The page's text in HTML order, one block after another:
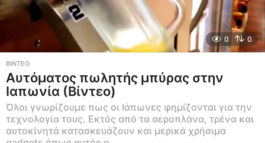
0 0
ΒΊΝΤΕΟ
Αυτόματος πωλητής μπύρας στην
Ιαπωνία (Βίντεο)
Όλοι γνωρίζουμε πως οι Ιάπωνες φημίζονται για την
τεχνολογία τους. Εκτός από τα αεροπλάνα, τρένα και
αυτοκίνητά κατασκευάζουν και μερικά χρήσιμα